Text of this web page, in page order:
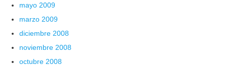
mayo 2009
marzo 2009
diciembre 2008
noviembre 2008
octubre 2008